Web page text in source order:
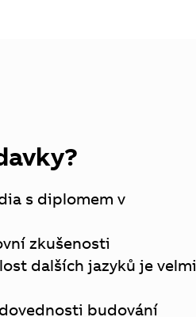
s diplomem v
zkušenosti
dalších jazyků je velmi
budování